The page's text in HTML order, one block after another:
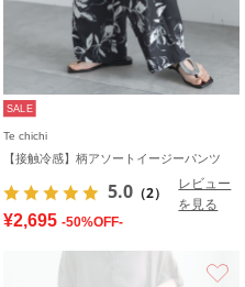
SALE
Te chichi
【接触冷感】柄アソートイージーパンツ
5.0 （2）
レビュー
を見る
¥2,695 -50%OFF-